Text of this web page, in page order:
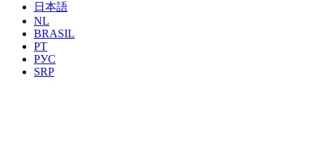
日本語
NL
BRASIL
PT
РУС
SRP